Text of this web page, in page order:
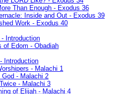
Than Enough - Exodus 36
Inside and Out - Exodus 39
Work - Exodus 40
- Introduction
of Edom - Obadiah
Introduction
- Malachi 1
God - Malachi 2
- Malachi 3
of Elijah - Malachi 4